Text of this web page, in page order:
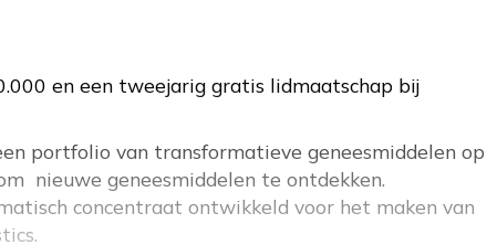
en een tweejarig gratis lidmaatschap bij
portfolio van transformatieve geneesmiddelen op
nieuwe geneesmiddelen te ontdekken.
concentraat ontwikkeld voor het maken van